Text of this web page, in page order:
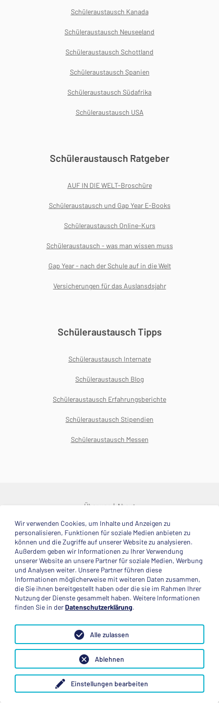
Schüleraustausch Kanada
Schüleraustausch Neuseeland
Schüleraustausch Schottland
Schüleraustausch Spanien
Schüleraustausch Südafrika
Schüleraustausch USA
Schüleraustausch Ratgeber
AUF IN DIE WELT-Broschüre
Schüleraustausch und Gap Year E-Books
Schüleraustausch Online-Kurs
Schüleraustausch - was man wissen muss
Gap Year - nach der Schule auf in die Welt
Versicherungen für das Auslansdsjahr
Schüleraustausch Tipps
Schüleraustausch Internate
Schüleraustausch Blog
Schüleraustausch Erfahrungsberichte
Schüleraustausch Stipendien
Schüleraustausch Messen
Über uns About
© 2025 Deutsche Stiftung Völkerverständigung
Impressum Datenschutzerklärung Kontakt
Mitglied im
Anerkannte Einsatzstelle
Folge uns
Wir verwenden Cookies, um Inhalte und Anzeigen zu
personalisieren, Funktionen für soziale Medien anbieten zu
können und die Zugriffe auf unserer Website zu analysieren.
Außerdem geben wir Informationen zu Ihrer Verwendung
unserer Website an unsere Partner für soziale Medien, Werbung
und Analysen weiter. Unsere Partner führen diese
Informationen möglicherweise mit weiteren Daten zusammen,
die Sie ihnen bereitgestellt haben oder die sie im Rahmen Ihrer
Nutzung der Dienste gesammelt haben. Weitere Informationen
finden Sie in derDatenschutzerklärung.
Einstellungen bearbeiten
Ablehnen
Alle zulassen